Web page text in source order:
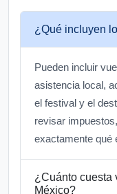
¿Qué incluyen
Pueden incluir
asistencia local,
el festival y el
revisar
exactamente qué
¿Cuánto cuesta
México?